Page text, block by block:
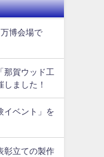
プレイとして使用して
博会場で
那賀ウッド工
ました！
イベント」を
彰立ての製作